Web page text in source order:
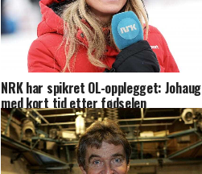
NRK har spikret OL-opplegget: Johaug
med kort tid etter fødselen